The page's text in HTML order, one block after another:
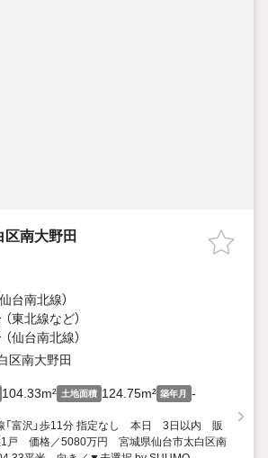
南大野田
台南北線）
（東北線など）
（仙台南北線）
区南大野田
104.33m² 土地面積 124.75m² 築年月 -
「富沢」歩11分 指定なし 本日 3日以内 販
戸 価格／5080万円 宮城県仙台市太白区南